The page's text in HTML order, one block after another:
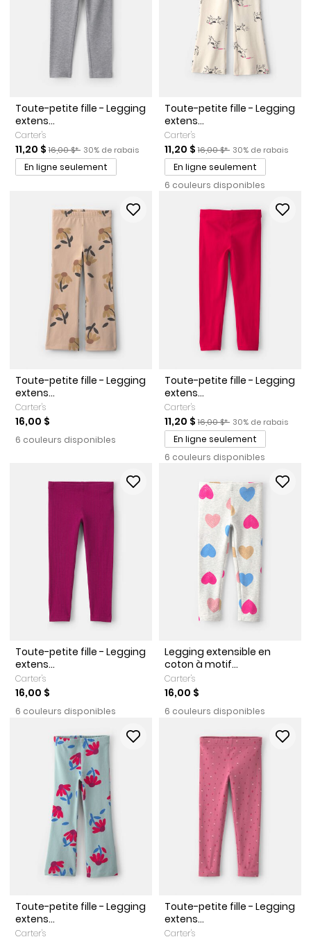
Toute-petite fille - Legging
extens...
Carter's
Prix de solde
11,20 $Prix ​​de détail suggéré par le fabricant
16,00 $* Pourcentage de rabais
30% de rabais
En ligne seulement
Toute-petite fille - Legging
extens...
Carter's
Prix de solde
11,20 $Prix ​​de détail suggéré par le
16,00 $* Pourcentage de
30% de rabais
En ligne seulement
6 couleurs disponibles
Toute-petite fille - Legging
extens...
Carter's
16,00 $
6 couleurs disponibles
Toute-petite fille - Legging
extens...
Carter's
Prix de solde
11,20 $Prix ​​de détail suggéré par le
16,00 $* Pourcentage de
30% de rabais
En ligne seulement
6 couleurs disponibles
Toute-petite fille - Legging
extens...
Carter's
16,00 $
6 couleurs disponibles
Legging extensible en
coton à motif...
Carter's
16,00 $
6 couleurs disponibles
Toute-petite fille - Legging
extens...
Carter's
Toute-petite fille - Legging
extens...
Carter's